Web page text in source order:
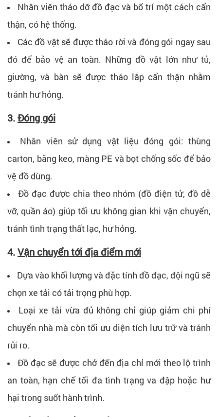
Nhân viên tháo dỡ đồ đạc và bố trí một cách cẩn
thận, có hệ thống.
Các đồ vật sẽ được tháo rời và đóng gói ngay sau
đó để bảo vệ an toàn. Những đồ vật lớn như tủ,
giường, và bàn sẽ được tháo lắp cẩn thận nhằm
tránh hư hỏng.
3.Đóng gói
Nhân viên sử dụng vật liệu đóng gói: thùng
carton, băng keo, màng PE và bọt chống sốc để bảo
vệ đồ dùng.
Đồ đạc được chia theo nhóm (đồ điện tử, đồ dễ
vỡ, quần áo) giúp tối ưu không gian khi vận chuyển,
tránh tình trạng thất lạc, hư hỏng.
4.Vận chuyển tới địa điểm mới
Dựa vào khối lượng và đặc tính đồ đạc, đội ngũ sẽ
chọn xe tải có tải trọng phù hợp.
Loại xe tải vừa đủ không chỉ giúp giảm chi phí
chuyển nhà mà còn tối ưu diện tích lưu trữ và tránh
rủi ro.
Đồ đạc sẽ được chở đến địa chỉ mới theo lộ trình
an toàn, hạn chế tối đa tình trạng va đập hoặc hư
hại trong suốt hành trình.